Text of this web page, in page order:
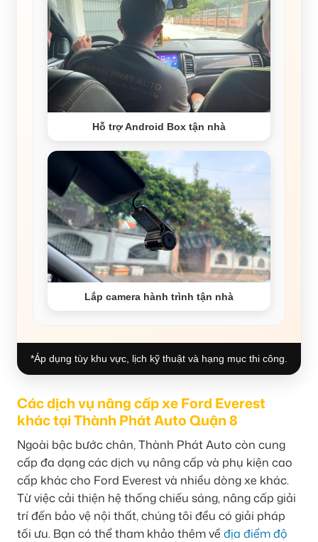
Hỗ trợ Android Box tận nhà
Lắp camera hành trình tận nhà
*Áp dụng tùy khu vực, lịch kỹ thuật và hạng mục thi công.
Các dịch vụ nâng cấp xe Ford Everest
khác tại Thành Phát Auto Quận 8
Ngoài bậc bước chân, Thành Phát Auto còn cung
cấp đa dạng các dịch vụ nâng cấp và phụ kiện cao
cấp khác cho Ford Everest và nhiều dòng xe khác.
Từ việc cải thiện hệ thống chiếu sáng, nâng cấp giải
trí đến bảo vệ nội thất, chúng tôi đều có giải pháp
tối ưu. Bạn có thể tham khảo thêm về địa điểm độ